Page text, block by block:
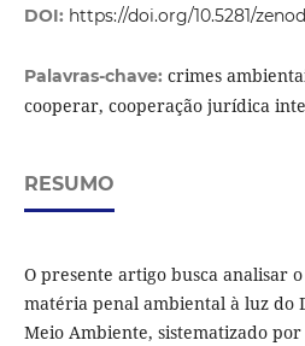
DOI: https://doi.org/10.5281/
Palavras-chave: crimes
cooperar, cooperação jurídica
RESUMO
O presente artigo busca analisar
matéria penal ambiental à luz do
Meio Ambiente, sistematizado